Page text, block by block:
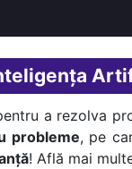
a rezolva
probleme, pe
! Află mai